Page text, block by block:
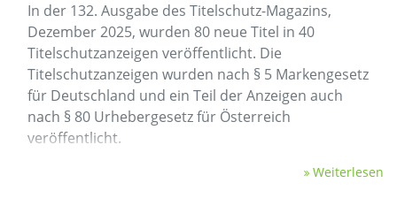
In der 132. Ausgabe des Titelschutz-Magazins,
Dezember 2025, wurden 80 neue Titel in 40
Titelschutzanzeigen veröffentlicht. Die
Titelschutzanzeigen wurden nach § 5 Markengesetz
für Deutschland und ein Teil der Anzeigen auch
nach § 80 Urhebergesetz für Österreich
veröffentlicht.
Weiterlesen